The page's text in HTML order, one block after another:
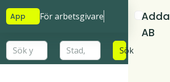
App För arbetsgivare
Sök
Adda
AB